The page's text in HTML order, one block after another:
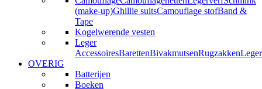
(make-up)Ghillie suitsCamouflage stofBand &
Tape
Kogelwerende vesten
Leger
AccessoiresBarettenBivakmutsenRugzakken
OVERIG
Batterijen
Boeken